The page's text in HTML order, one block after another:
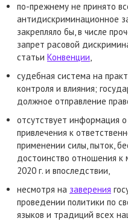
по-прежнему не принято
антидискриминационное
закрепляло бы, в числе
запрет расовой
статьи Конвенции,
судебная система на
контроля и влияния;
должное отправление
отсутствует информация
привлечения к
применении силы, пыток,
достоинство отношения к
2020 г. и впоследствии,
несмотря на заверения
проведении политики по
языков и традиций всех